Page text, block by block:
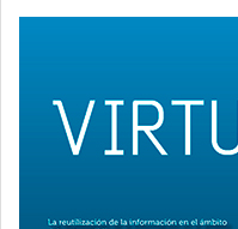
del
artículo